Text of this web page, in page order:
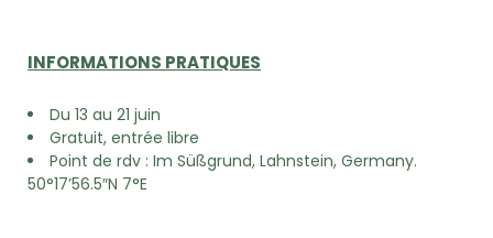
INFORMATIONS PRATIQUES
Du 13 au 21 juin
Gratuit, entrée libre
Point de rdv : Im Süßgrund, Lahnstein, Germany.
50°17’56.5″N 7°E